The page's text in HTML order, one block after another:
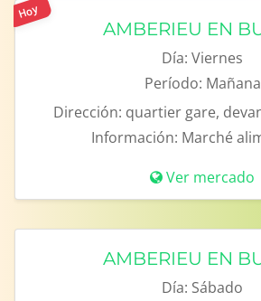
Hoy
AMBERIEU EN
Día: Viernes
Período: Mañana
Dirección: quartier gare,
Información: Marché
Ver mercado
AMBERIEU EN
Día: Sábado